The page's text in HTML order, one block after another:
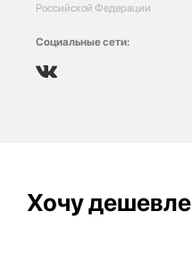
Российской Федерации
Социальные сети:
Хочу дешевле